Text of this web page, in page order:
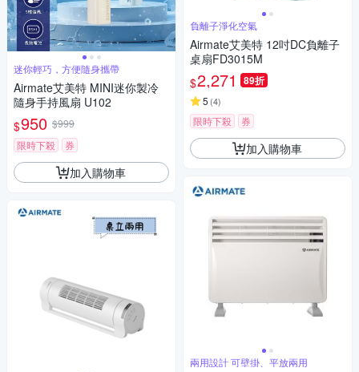
迷你輕巧，方便隨身攜帶
Airmate艾美特 MINI迷你製冷
隨身手持風扇 U102
$950 $999
限時下殺
券
加入購物車
負離子淨化空氣
Airmate艾美特 12吋DC負離子
桌扇FD3015M
$2,271 89折
5 (4)
限時下殺 券
加入購物車
兩用設計 可壁掛、平放兩用